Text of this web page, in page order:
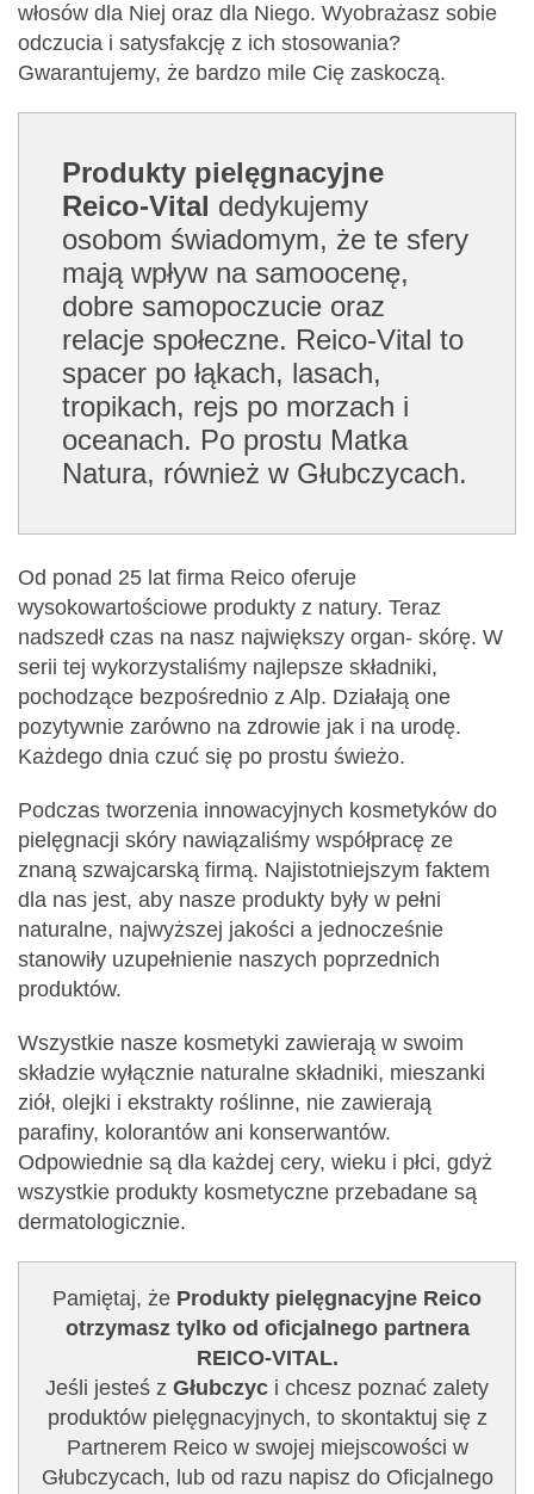
włosów dla Niej oraz dla Niego. Wyobrażasz sobie
odczucia i satysfakcję z ich stosowania?
Gwarantujemy, że bardzo mile Cię zaskoczą.
Produkty pielęgnacyjne
Reico-Vital dedykujemy
osobom świadomym, że te sfery
mają wpływ na samoocenę,
dobre samopoczucie oraz
relacje społeczne. Reico-Vital to
spacer po łąkach, lasach,
tropikach, rejs po morzach i
oceanach. Po prostu Matka
Natura, również w Głubczycach.
Od ponad 25 lat firma Reico oferuje
wysokowartościowe produkty z natury. Teraz
nadszedł czas na nasz największy organ- skórę. W
serii tej wykorzystaliśmy najlepsze składniki,
pochodzące bezpośrednio z Alp. Działają one
pozytywnie zarówno na zdrowie jak i na urodę.
Każdego dnia czuć się po prostu świeżo.
Podczas tworzenia innowacyjnych kosmetyków do
pielęgnacji skóry nawiązaliśmy współpracę ze
znaną szwajcarską firmą. Najistotniejszym faktem
dla nas jest, aby nasze produkty były w pełni
naturalne, najwyższej jakości a jednocześnie
stanowiły uzupełnienie naszych poprzednich
produktów.
Wszystkie nasze kosmetyki zawierają w swoim
składzie wyłącznie naturalne składniki, mieszanki
ziół, olejki i ekstrakty roślinne, nie zawierają
parafiny, kolorantów ani konserwantów.
Odpowiednie są dla każdej cery, wieku i płci, gdyż
wszystkie produkty kosmetyczne przebadane są
dermatologicznie.
Pamiętaj, że Produkty pielęgnacyjne Reico
otrzymasz tylko od oficjalnego partnera
REICO-VITAL.
Jeśli jesteś z Głubczyc i chcesz poznać zalety
produktów pielęgnacyjnych, to skontaktuj się z
Partnerem Reico w swojej miejscowości w
Głubczycach, lub od razu napisz do Oficjalnego